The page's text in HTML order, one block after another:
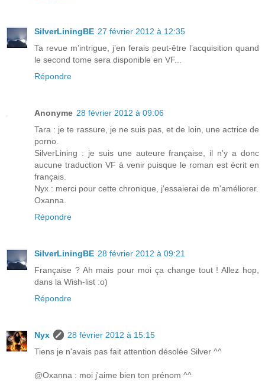
SilverLiningBE 27 février 2012 à 12:35
Ta revue m’intrigue, j’en ferais peut-être l’acquisition quand
le second tome sera disponible en VF...
Répondre
Anonyme 28 février 2012 à 09:06
Tara : je te rassure, je ne suis pas, et de loin, une actrice de
porno.
SilverLining : je suis une auteure française, il n'y a donc
aucune traduction VF à venir puisque le roman est écrit en
français.
Nyx : merci pour cette chronique, j'essaierai de m'améliorer.
Oxanna.
Répondre
SilverLiningBE 28 février 2012 à 09:21
Française ? Ah mais pour moi ça change tout ! Allez hop,
dans la Wish-list :o)
Répondre
Nyx
28 février 2012 à 15:15
Tiens je n'avais pas fait attention désolée Silver ^^
@Oxanna : moi j'aime bien ton prénom ^^